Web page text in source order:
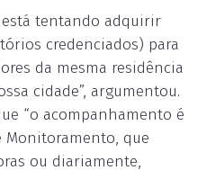
está tentando adquirir
credenciados) para
da mesma residência
cidade”, argumentou.
“o acompanhamento é
que
ou diariamente,